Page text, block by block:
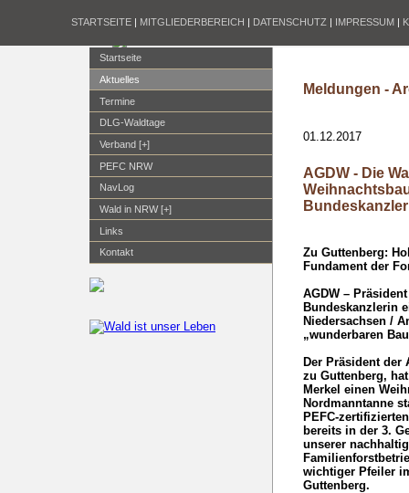
STARTSEITE | MITGLIEDERBEREICH | DATENSCHUTZ | IMPRESSUM |
Startseite
Aktuelles
Termine
DLG-Waldtage
Verband [+]
PEFC NRW
NavLog
Wald in NRW [+]
Links
Kontakt
Meldungen -
01.12.2017
AGDW - Die
Zu Guttenberg:
Fundament der
AGDW –
Bundeskanzlerin
Niedersachsen /
„wunderbaren
Der Präsident der
zu Guttenberg,
Merkel einen
Nordmanntanne
PEFC-
bereits in der 3.
unserer
wichtiger Pfeiler
Guttenberg.